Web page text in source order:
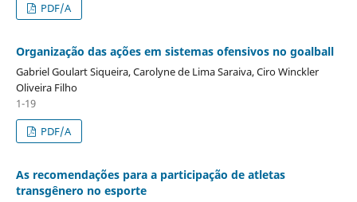
PDF/A
Organização das ações em sistemas ofensivos no goalball
Gabriel Goulart Siqueira, Carolyne de Lima Saraiva, Ciro Winckler
Oliveira Filho
1-19
PDF/A
As recomendações para a participação de atletas
transgênero no esporte